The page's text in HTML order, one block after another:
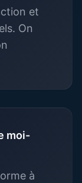
et
On
moi-
à